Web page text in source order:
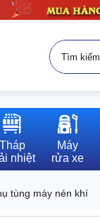
Tháp
nhiệt
Máy
rửa xe
tùng máy nén khí